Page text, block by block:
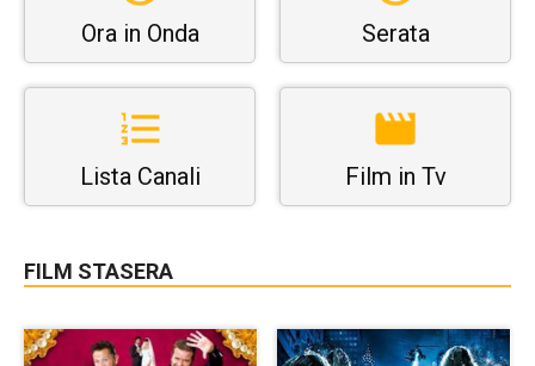
Ora in Onda Serata
Lista Canali Film in Tv
FILM STASERA